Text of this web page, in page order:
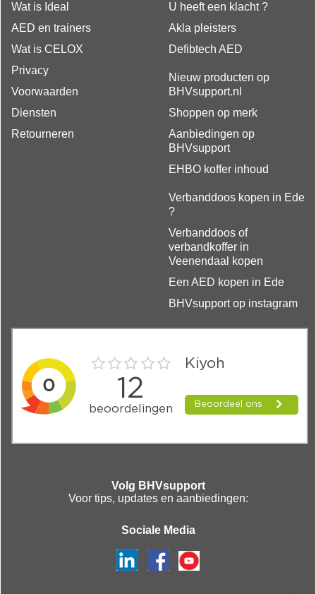
Wat is Ideal
AED en trainers
Wat is CELOX
Privacy
Voorwaarden
Diensten
Retourneren
U heeft een klacht ?
Akla pleisters
Defibtech AED
Nieuw producten op
BHVsupport.nl
Shoppen op merk
Aanbiedingen op
BHVsupport
EHBO koffer inhoud
Verbanddoos kopen in Ede
?
Verbanddoos of
verbandkoffer in
Veenendaal kopen
Een AED kopen in Ede
BHVsupport op instagram
Volg BHVsupport
Voor tips, updates en aanbiedingen:
Sociale Media